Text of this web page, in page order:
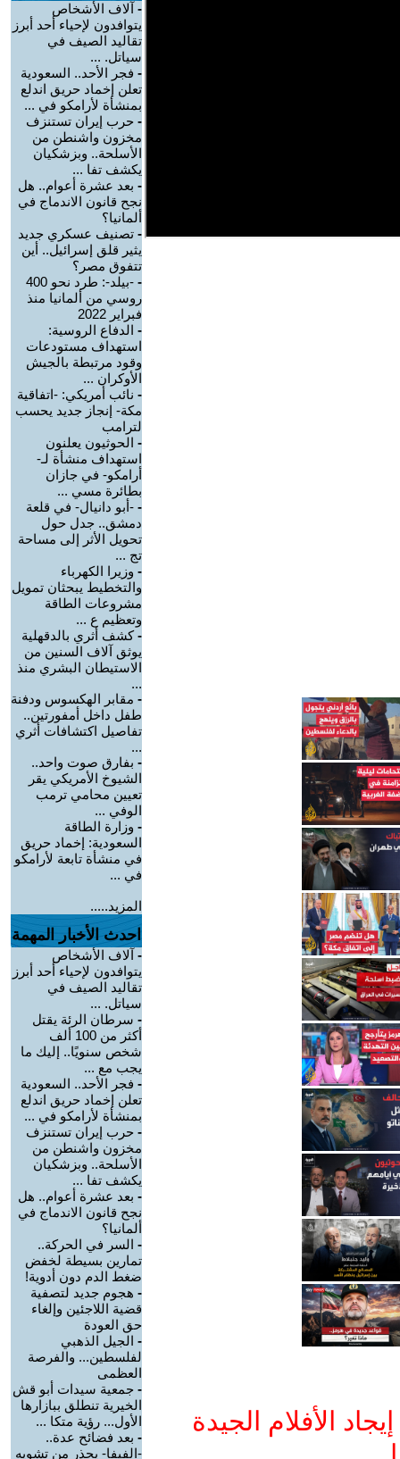
الأفلام الجيدة
- آلاف الأشخاص
يتوافدون لإحياء أحد أبرز
تقاليد الصيف في
سياتل. ...
- فجر الأحد.. السعودية
تعلن إخماد حريق اندلع
بمنشأة لأرامكو في ...
- حرب إيران تستنزف
مخزون واشنطن من
الأسلحة.. وبزشكيان
يكشف تفا ...
- بعد عشرة أعوام.. هل
نجح قانون الاندماج في
ألمانيا؟
- تصنيف عسكري جديد
يثير قلق إسرائيل.. أين
تتفوق مصر؟
-
-بيلد-: طرد نحو 400
روسي من ألمانيا منذ
فبراير 2022
- الدفاع الروسية:
استهداف مستودعات
وقود مرتبطة بالجيش
الأوكران ...
- نائب أمريكي: -اتفاقية
مكة- إنجاز جديد يحسب
لترامب
- الحوثيون يعلنون
استهداف منشأة لـ-
أرامكو- في جازان
بطائرة مسي ...
- -أبو دانيال- في قلعة
دمشق.. جدل حول
تحويل الأثر إلى مساحة
تج ...
- وزيرا الكهرباء
والتخطيط يبحثان تمويل
مشروعات الطاقة
وتعظيم ع ...
-كشف أثري بالدقهلية
يوثق آلاف السنين من
الاستيطان البشري منذ
...
- مقابر الهكسوس ودفنة
طفل داخل أمفورتين..
تفاصيل اكتشافات أثري
...
- بفارق صوت واحد..
الشيوخ الأمريكي يقر
تعيين محامي ترمب
الوفي ...
- وزارة الطاقة
السعودية: إخماد حريق
في منشأة تابعة لأرامكو
في ...
المزيد.....
احدث الأخبار المهمة
- آلاف الأشخاص
يتوافدون لإحياء أحد أبرز
تقاليد الصيف في
سياتل. ...
- سرطان الرئة يقتل
أكثر من 100 ألف
شخص سنويًا.. إليك ما
يجب مع ...
- فجر الأحد.. السعودية
تعلن إخماد حريق اندلع
بمنشأة لأرامكو في ...
- حرب إيران تستنزف
مخزون واشنطن من
الأسلحة.. وبزشكيان
يكشف تفا ...
- بعد عشرة أعوام.. هل
نجح قانون الاندماج في
ألمانيا؟
- السر في الحركة..
تمارين بسيطة لخفض
ضغط الدم دون أدوية!
- هجوم جديد لتصفية
قضية اللاجئين وإلغاء
حق العودة
- الجيل الذهبي
لفلسطين... والفرصة
العظمى
- جمعية سيدات أبو قش
الخيرية تنطلق ببازارها
الأول... رؤية متكا ...
- بعد فضائح عدة..
-الفيفا- يحذر من تشويه